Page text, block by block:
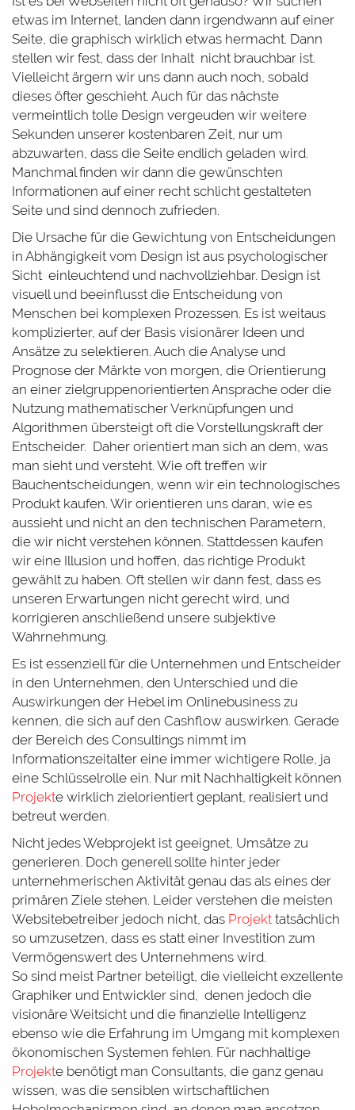
etwas im Internet, landen dann irgendwann auf einer
Seite, die graphisch wirklich etwas hermacht. Dann
stellen wir fest, dass der Inhalt nicht brauchbar ist.
Vielleicht ärgern wir uns dann auch noch, sobald
dieses öfter geschieht. Auch für das nächste
vermeintlich tolle Design vergeuden wir weitere
Sekunden unserer kostenbaren Zeit, nur um
abzuwarten, dass die Seite endlich geladen wird.
Manchmal finden wir dann die gewünschten
Informationen auf einer recht schlicht gestalteten
Seite und sind dennoch zufrieden.
Die Ursache für die Gewichtung von Entscheidungen
in Abhängigkeit vom Design ist aus psychologischer
Sicht einleuchtend und nachvollziehbar. Design ist
visuell und beeinflusst die Entscheidung von
Menschen bei komplexen Prozessen. Es ist weitaus
komplizierter, auf der Basis visionärer Ideen und
Ansätze zu selektieren. Auch die Analyse und
Prognose der Märkte von morgen, die Orientierung
an einer zielgruppenorientierten Ansprache oder die
Nutzung mathematischer Verknüpfungen und
Algorithmen übersteigt oft die Vorstellungskraft der
Entscheider. Daher orientiert man sich an dem, was
man sieht und versteht. Wie oft treffen wir
Bauchentscheidungen, wenn wir ein technologisches
Produkt kaufen. Wir orientieren uns daran, wie es
aussieht und nicht an den technischen Parametern,
die wir nicht verstehen können. Stattdessen kaufen
wir eine Illusion und hoffen, das richtige Produkt
gewählt zu haben. Oft stellen wir dann fest, dass es
unseren Erwartungen nicht gerecht wird, und
korrigieren anschließend unsere subjektive
Wahrnehmung.
Es ist essenziell für die Unternehmen und Entscheider
in den Unternehmen, den Unterschied und die
Auswirkungen der Hebel im Onlinebusiness zu
kennen, die sich auf den Cashflow auswirken. Gerade
der Bereich des Consultings nimmt im
Informationszeitalter eine immer wichtigere Rolle, ja
eine Schlüsselrolle ein. Nur mit Nachhaltigkeit können
Projekte wirklich zielorientiert geplant, realisiert und
betreut werden.
Nicht jedes Webprojekt ist geeignet, Umsätze zu
generieren. Doch generell sollte hinter jeder
unternehmerischen Aktivität genau das als eines der
primären Ziele stehen. Leider verstehen die meisten
Websitebetreiber jedoch nicht, das Projekttatsächlich
so umzusetzen, dass es statt einer Investition zum
Vermögenswert des Unternehmens wird.
So sind meist Partner beteiligt, die vielleicht exzellente
Graphiker und Entwickler sind, denen jedoch die
visionäre Weitsicht und die finanzielle Intelligenz
ebenso wie die Erfahrung im Umgang mit komplexen
ökonomischen Systemen fehlen. Für nachhaltige
Projekte benötigt man Consultants, die ganz genau
wissen, was die sensiblen wirtschaftlichen